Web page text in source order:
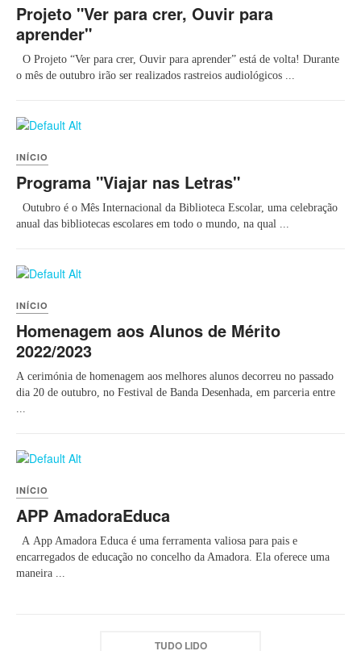
Projeto "Ver para crer, Ouvir para
aprender"
O Projeto “Ver para crer, Ouvir para aprender” está de volta! Durante
o mês de outubro irão ser realizados rastreios audiológicos ...
INÍCIO
Programa "Viajar nas Letras"
Outubro é o Mês Internacional da Biblioteca Escolar, uma celebração
anual das bibliotecas escolares em todo o mundo, na qual ...
INÍCIO
Homenagem aos Alunos de Mérito
2022/2023
A cerimónia de homenagem aos melhores alunos decorreu no passado
dia 20 de outubro, no Festival de Banda Desenhada, em parceria entre
...
INÍCIO
APP AmadoraEduca
A App Amadora Educa é uma ferramenta valiosa para pais e
encarregados de educação no concelho da Amadora. Ela oferece uma
maneira ...
TUDO LIDO